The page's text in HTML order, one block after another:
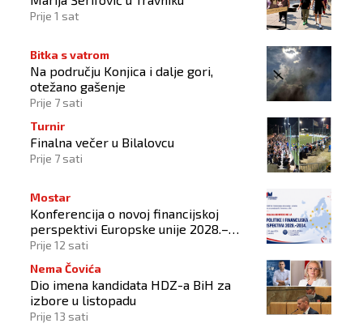
Prije 1 sat
Bitka s vatrom
Na području Konjica i dalje gori,
otežano gašenje
Prije 7 sati
Turnir
Finalna večer u Bilalovcu
Prije 7 sati
Mostar
Konferencija o novoj financijskoj
perspektivi Europske unije 2028.–
2034.
Prije 12 sati
Nema Čovića
Dio imena kandidata HDZ-a BiH za
izbore u listopadu
Prije 13 sati